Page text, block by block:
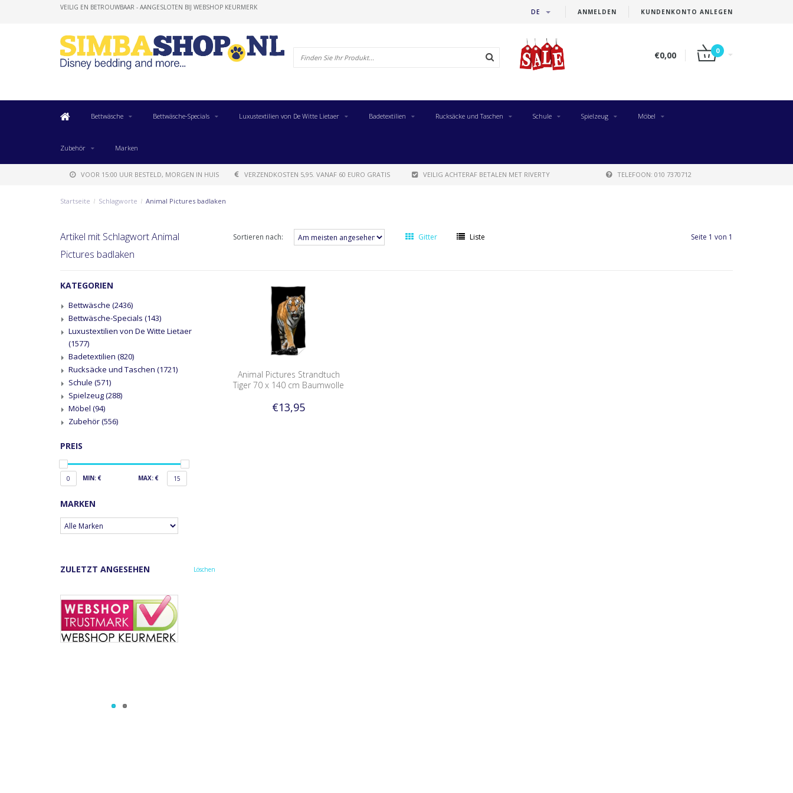
ANMELDEN KUNDENKONTO ANLEGEN
DE
VEILIG EN BETROUWBAAR - AANGESLOTEN BIJ WEBSHOP KEURMERK
€0,00 0
Bettwäsche Bettwäsche-Specials Luxustextilien von De Witte Lietaer Badetextilien Rucksäcke und Taschen Schule Spielzeug Möbel
Zubehör Marken
VOOR 15:00 UUR BESTELD, MORGEN IN HUIS VERZENDKOSTEN 5,95. VANAF 60 EURO GRATIS VEILIG ACHTERAF BETALEN MET RIVERTY TELEFOON: 010 7370712
Startseite / Schlagworte / Animal Pictures badlaken
Artikel mit Schlagwort Animal
Pictures badlaken
Sortieren nach: Gitter Liste Seite 1 von 1
KATEGORIEN
Bettwäsche (2436)
Bettwäsche-Specials (143)
Luxustextilien von De Witte Lietaer
(1577)
Badetextilien (820)
Rucksäcke und Taschen (1721)
Schule (571)
Spielzeug(288)
Möbel (94)
Zubehör(556)
PREIS
0 MIN: € MAX: € 15
MARKEN
ZULETZT ANGESEHEN Löschen
Animal Pictures Strandtuch
Tiger 70 x 140 cm Baumwolle
€13,95